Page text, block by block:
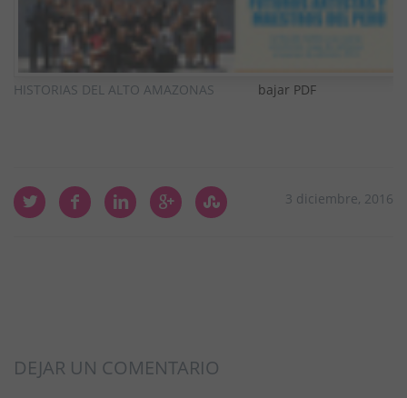
HISTORIAS DEL ALTO AMAZONAS bajar PDF
3 diciembre, 2016
DEJAR UN COMENTARIO